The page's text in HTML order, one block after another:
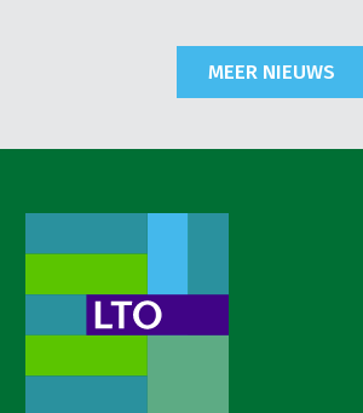
MEER NIEUWS